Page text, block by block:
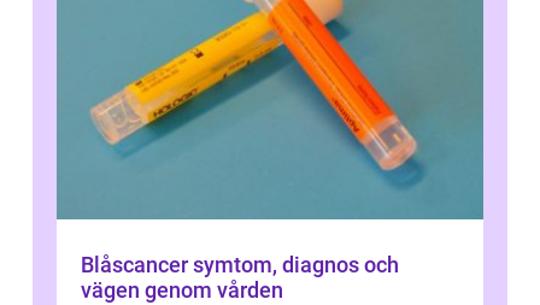
Blåscancer symtom, diagnos och
vägen genom vården